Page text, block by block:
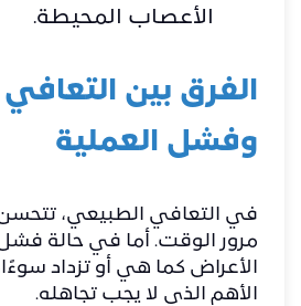
الأعصاب المحيطة.
الفرق بين
وفشل العملية
في التعافي الطبيعي، تتحسن
مرور الوقت. أما في حالة
الأعراض كما هي أو تزداد
الأهم الذي لا يجب تجاهله.